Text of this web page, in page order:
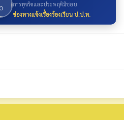
การทุจริตและประพฤติมิชอบ
ช่องทางแจ้งเรื่องร้องเรียน ป.ป.ท.